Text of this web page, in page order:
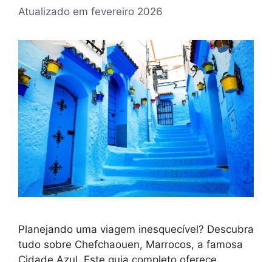
Atualizado em fevereiro 2026
Planejando uma viagem inesquecível? Descubra
tudo sobre Chefchaouen, Marrocos, a famosa